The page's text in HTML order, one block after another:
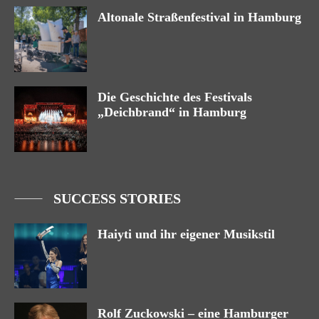
Altonale Straßenfestival in Hamburg
Die Geschichte des Festivals
„Deichbrand“ in Hamburg
SUCCESS STORIES
Haiyti und ihr eigener Musikstil
Rolf Zuckowski – eine Hamburger